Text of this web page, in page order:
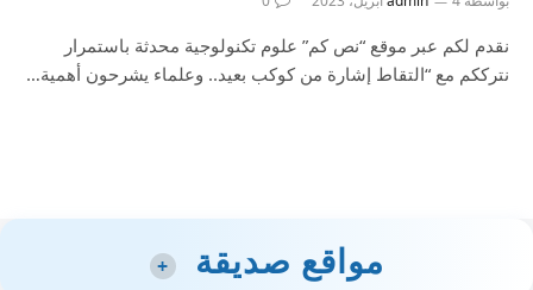
نقدم لكم عبر موقع “نص كم” علوم تكنولوجية محدثة باستمرار
نترككم مع “التقاط إشارة من كوكب بعيد.. وعلماء يشرحون أهمية…
مواقع صديقة +